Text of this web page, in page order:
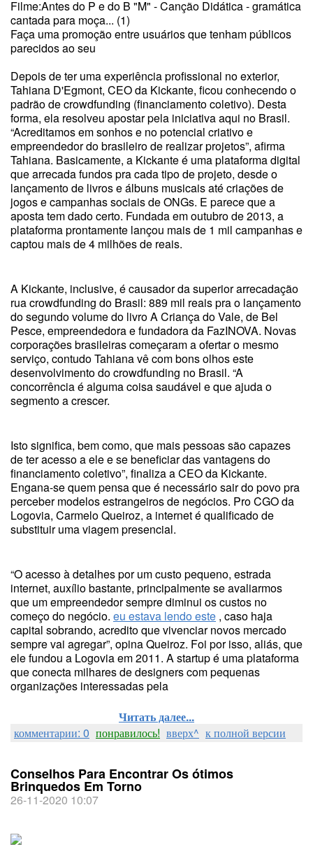
Filme:Antes do P e do B "M" - Canção Didática - gramática
cantada para moça... (1)
Faça uma promoção entre usuários que tenham públicos
parecidos ao seu
Depois de ter uma experiência profissional no exterior,
Tahiana D'Egmont, CEO da Kickante, ficou conhecendo o
padrão de crowdfunding (financiamento coletivo). Desta
forma, ela resolveu apostar pela iniciativa aqui no Brasil.
“Acreditamos em sonhos e no potencial criativo e
empreendedor do brasileiro de realizar projetos”, afirma
Tahiana. Basicamente, a Kickante é uma plataforma digital
que arrecada fundos pra cada tipo de projeto, desde o
lançamento de livros e álbuns musicais até criações de
jogos e campanhas sociais de ONGs. E parece que a
aposta tem dado certo. Fundada em outubro de 2013, a
plataforma prontamente lançou mais de 1 mil campanhas e
captou mais de 4 milhões de reais.
A Kickante, inclusive, é causador da superior arrecadação
rua crowdfunding do Brasil: 889 mil reais pra o lançamento
do segundo volume do livro A Criança do Vale, de Bel
Pesce, empreendedora e fundadora da FazINOVA. Novas
corporações brasileiras começaram a ofertar o mesmo
serviço, contudo Tahiana vê com bons olhos este
desenvolvimento do crowdfunding no Brasil. “A
concorrência é alguma coisa saudável e que ajuda o
segmento a crescer.
Isto significa, bem como, que mais pessoas são capazes
de ter acesso a ele e se beneficiar das vantagens do
financiamento coletivo”, finaliza a CEO da Kickante.
Engana-se quem pensa que é necessário sair do povo pra
perceber modelos estrangeiros de negócios. Pro CGO da
Logovia, Carmelo Queiroz, a internet é qualificado de
substituir uma viagem presencial.
“O acesso à detalhes por um custo pequeno, estrada
internet, auxílio bastante, principalmente se avaliarmos
que um empreendedor sempre diminui os custos no
começo do negócio. eu estava lendo este , caso haja
capital sobrando, acredito que vivenciar novos mercado
sempre vai agregar”, opina Queiroz. Foi por isso, aliás, que
ele fundou a Logovia em 2011. A startup é uma plataforma
que conecta milhares de designers com pequenas
organizações interessadas pela
Читать далее...
комментарии: 0 понравилось! вверх^ к полной версии
Conselhos Para Encontrar Os ótimos
Brinquedos Em Torno
26-11-2020 10:07